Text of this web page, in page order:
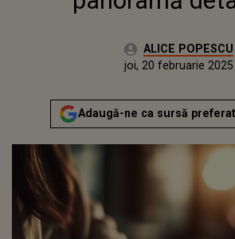
Autor:ALICE POPESCU
marți, 20 februarie 2024Actualizat:
joi, 20 februarie 2025
Adaugă-ne ca sursă